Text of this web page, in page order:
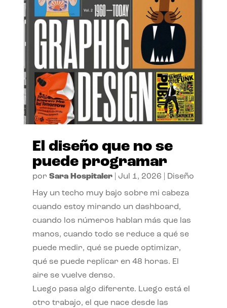
El diseño que no se
puede programar
por Sara Hospitaler| Jul 1, 2026 Diseño
Hay un techo muy bajo sobre mi cabeza
cuando estoy mirando un dashboard,
cuando los números hablan más que las
manos, cuando todo se reduce a qué se
puede medir, qué se puede optimizar,
qué se puede replicar en 48 horas. El
aire se vuelve denso.
Luego pasa algo diferente. Luego está el
otro trabajo, el que nace desde las